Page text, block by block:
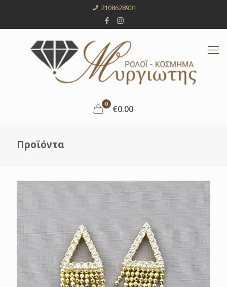
2108628901
0 €0.00
Προϊόντα